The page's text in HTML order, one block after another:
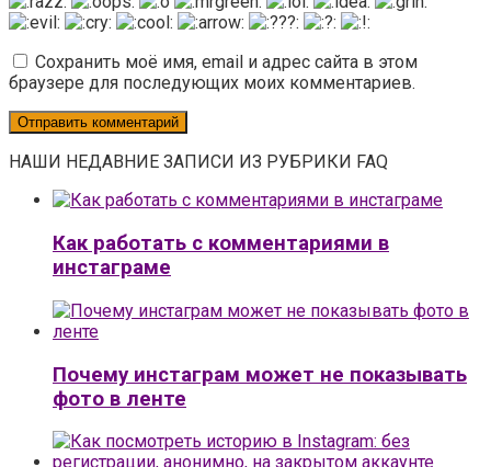
Сохранить моё имя, email и адрес сайта в этом
браузере для последующих моих комментариев.
НАШИ НЕДАВНИЕ ЗАПИСИ ИЗ РУБРИКИ FAQ
Как работать с комментариями в
инстаграме
Почему инстаграм может не показывать
фото в ленте